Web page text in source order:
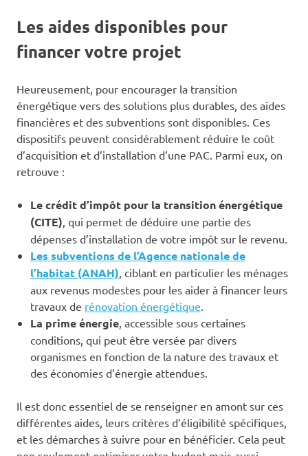
Les aides disponibles pour
financer votre projet
Heureusement, pour encourager la transition
énergétique vers des solutions plus durables, des aides
financières et des subventions sont disponibles. Ces
dispositifs peuvent considérablement réduire le coût
d’acquisition et d’installation d’une PAC. Parmi eux, on
retrouve :
Le crédit d’impôt pour la transition énergétique
(CITE), qui permet de déduire une partie des
dépenses d’installation de votre impôt sur le revenu.
Les subventions de l’Agence nationale de
l’habitat (ANAH), ciblant en particulier les ménages
aux revenus modestes pour les aider à financer leurs
travaux de rénovation énergétique.
La prime énergie, accessible sous certaines
conditions, qui peut être versée par divers
organismes en fonction de la nature des travaux et
des économies d’énergie attendues.
Il est donc essentiel de se renseigner en amont sur ces
différentes aides, leurs critères d’éligibilité spécifiques,
et les démarches à suivre pour en bénéficier. Cela peut